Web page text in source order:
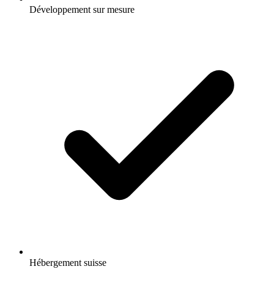
Développement sur mesure
Hébergement suisse